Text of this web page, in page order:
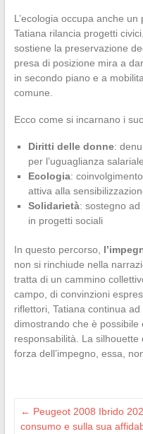
L’ecologia occupa anche
Tatiana rilancia progetti
sostiene la preservazione
presa di posizione mira a
in secondo piano e a
comune.
Ecco come si incarnano i
Diritti delle donne:
per l’uguaglianza salariale
Ecologia:
attiva alla
Solidarietà: sostegno ad
in progetti sociali
In questo percorso,
non si rinchiude nella
tratta di un cammino
campo, di convinzioni
riflettori, Tatiana continua
dimostrando che è possibile
responsabilità. La
forza dell’impegno, essa,
← Peugeot 2008 Ibrido
consumo e sulla sua